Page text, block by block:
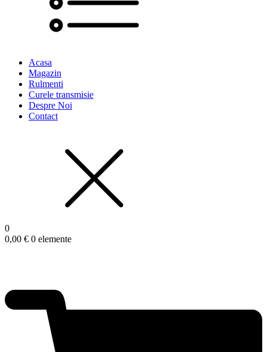
Acasa
Magazin
Rulmenti
Curele transmisie
Despre Noi
Contact
0
0,00 € 0 elemente